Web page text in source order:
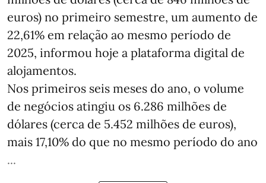
euros) no primeiro semestre, um aumento de
22,61% em relação ao mesmo período de
2025, informou hoje a plataforma digital de
alojamentos.
Nos primeiros seis meses do ano, o volume
de negócios atingiu os 6.286 milhões de
dólares (cerca de 5.452 milhões de euros),
mais 17,10% do que no mesmo período do ano
...